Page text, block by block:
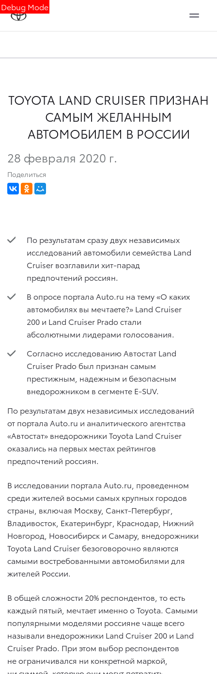
Debug Mode
TOYOTA LAND CRUISER ПРИЗНАН
САМЫМ ЖЕЛАННЫМ
АВТОМОБИЛЕМ В РОССИИ
28 февраля 2020 г.
Поделиться
По результатам сразу двух независимых
исследований автомобили семейства Land
Cruiser возглавили хит-парад
предпочтений россиян.
В опросе портала Auto.ru на тему «О каких
автомобилях вы мечтаете?» Land Cruiser
200 и Land Cruiser Prado стали
абсолютными лидерами голосования.
Согласно исследованию Автостат Land
Cruiser Prado был признан самым
престижным, надежным и безопасным
внедорожником в сегменте E-SUV.
По результатам двух независимых исследований
от портала Auto.ru и аналитического агентства
«Автостат» внедорожники Toyota Land Cruiser
оказались на первых местах рейтингов
предпочтений россиян.
В исследовании портала Auto.ru, проведенном
среди жителей восьми самых крупных городов
страны, включая Москву, Санкт-Петербург,
Владивосток, Екатеринбург, Краснодар, Нижний
Новгород, Новосибирск и Самару, внедорожники
Toyota Land Cruiser безоговорочно являются
самыми востребованными автомобилями для
жителей России.
В общей сложности 20% респондентов, то есть
каждый пятый, мечтает именно о Toyota. Самыми
популярными моделями россияне чаще всего
называли внедорожники Land Cruiser 200 и Land
Cruiser Prado. При этом выбор респондентов
не ограничивался ни конкретной маркой,